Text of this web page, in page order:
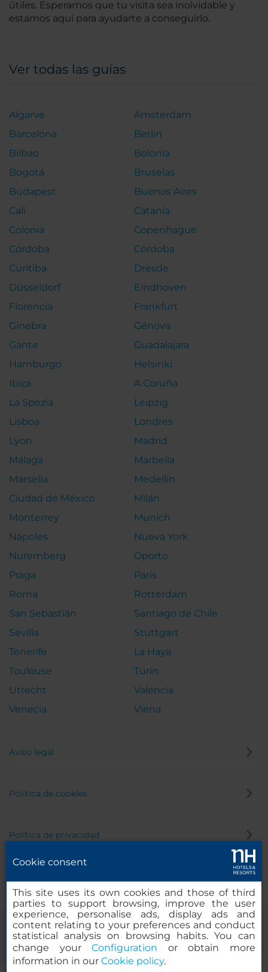
útiles. Esperamos que tu visita sea inolvidable y
estamos aquí para ayudarte a conseguirlo.
Ver todas las guías
Algarve
Ámsterdam
Barcelona
Berlín
Bilbao
Bolonia
Bogotá
Bruselas
Budapest
Buenos Aires
Cali
Catania
Colonia
Copenhague
Córdoba
Córdoba
Curitiba
Dresde
Düsseldorf
Eindhoven
Florencia
Frankfurt
Ginebra
Génova
Gante
Guadalajara
Hamburgo
Helsinki
Ibiza
A Coruña
La Spezia
Leipzig
Lisboa
Londres
Lyon
Madrid
Málaga
Marbella
Marsella
Medellín
Ciudad de México
Milán
Monterrey
Munich
Nápoles
Nueva York
Nuremberg
Oporto
Praga
Paris
Roma
Rotterdam
San Sebastián
Santiago de Chile
Sevilla
Stuttgart
Tenerife
La Haya
Toulouse
Turín
Utrecht
Valencia
Venecia
Viena
Aviso legal
Política de cookies
Política de privacidad
Cookie consent
This site uses its own cookies and those of third
parties to support browsing, improve the user
experience, personalise ads, display ads and
content relating to your preferences and conduct
statistical analysis on browsing habits. You can
change yourConfiguration or obtain more
information in our Cookie policy.